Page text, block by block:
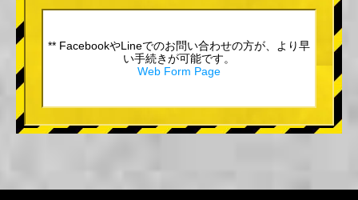
** FacebookやLineでのお問い合わせの方が、より早
い手続きが可能です。
Web Form Page